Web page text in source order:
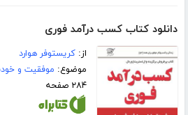
دانلود کتاب کسب درآمد فوری
از:کریستوفر هوارد
موضوع: موفقیت و
۲۸۴ صفحه